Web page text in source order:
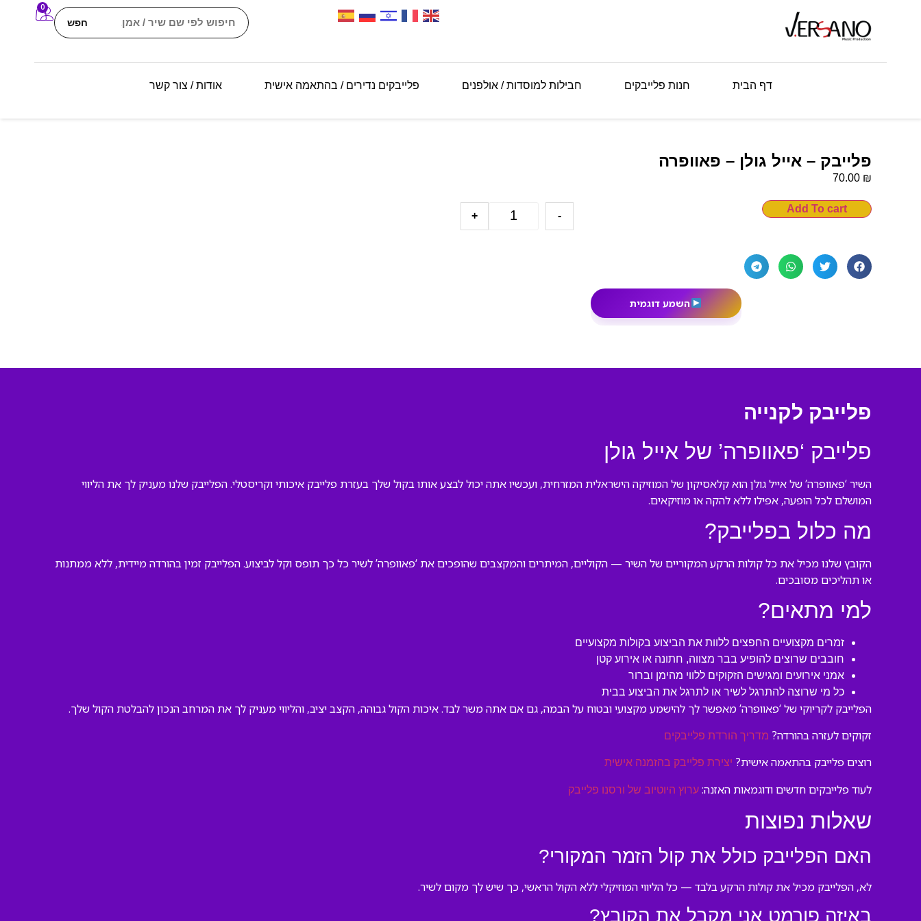
חפש
0
דף הבית חנות פלייבקים חבילות למוסדות / אולפנים פלייבקים נדירים / בהתאמה אישית אודות / צור קשר
פלייבק – אייל גולן – פאוופרה
70.00 ₪
-
+
Add To cart
השמע דוגמית
פלייבק לקנייה
פלייבק ‘פאוופרה’ של אייל גולן
השיר ‘פאוופרה’ של אייל גולן הוא קלאסיקון של המוזיקה הישראלית המזרחית, ועכשיו אתה יכול לבצע אותו בקול שלך בעזרת פלייבק איכותי וקריסטלי. הפלייבק שלנו מעניק לך את הליווי
המושלם לכל הופעה, אפילו ללא להקה או מוזיקאים.
מה כלול בפלייבק?
הקובץ שלנו מכיל את כל קולות הרקע המקוריים של השיר — הקוליים, המיתרים והמקצבים שהופכים את ‘פאוופרה’ לשיר כל כך תופס וקל לביצוע. הפלייבק זמין בהורדה מיידית, ללא ממתנות
או תהליכים מסובכים.
למי מתאים?
זמרים מקצועיים החפצים ללוות את הביצוע בקולות מקצועיים
חובבים שרוצים להופיע בבר מצווה, חתונה או אירוע קטן
אמני אירועים ומגישים הזקוקים ללווי מהימן וברור
כל מי שרוצה להתרגל לשיר או לתרגל את הביצוע בבית
הפלייבק לקריוקי של ‘פאוופרה’ מאפשר לך להישמע מקצועי ובטוח על הבמה, גם אם אתה משר לבד. איכות הקול גבוהה, הקצב יציב, והליווי מעניק לך את המרחב הנכון להבלטת הקול שלך.
זקוקים לעזרה בהורדה? מדריך הורדת פלייבקים
רוצים פלייבק בהתאמה אישית? יצירת פלייבק בהזמנה אישית
לעוד פלייבקים חדשים ודוגמאות האזנה: ערוץ היוטיוב של ורסנו פלייבק
שאלות נפוצות
האם הפלייבק כולל את קול הזמר המקורי?
לא, הפלייבק מכיל את קולות הרקע בלבד — כל הליווי המוזיקלי ללא הקול הראשי, כך שיש לך מקום לשיר.
באיזה פורמט אני מקבל את הקובץ?